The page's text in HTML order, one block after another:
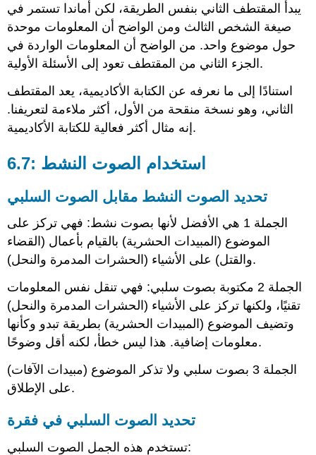
الصوت
النشط
مقابل
الصوت
السلبي
الصوت
السلبي
في
فقرة
يبدأ المقتطف الثاني بنفس الطريقة، لكن أماندا تستمر في
صيغة الشخص الثالث ومن الواضح أن المعلومات موحدة
حول موضوع واحد. من الواضح أن المعلومات الواردة في
الجزء الثاني من المقتطف تعود إلى الأسئلة الأولية.
استنادًا إلى ما نعرفه عن الكتابة الأكاديمية، يعد المقتطف
الثاني، وهو نسخة منقحة من الأول، أكثر ملاءمة لتعريفنا.
إنه مثال أكثر فعالية للكتابة الأكاديمية.
6.7: استخدام الصوت النشط
تحديد الصوت النشط مقابل الصوت السلبي
الجملة 1 هي الأفضل لأنها بصوت نشط: فهي تركز على
الموضوع (المبيدات الحشرية) بالقيام بأعمال (القضاء
والقتل) على الأشياء (الحشرات المدمرة والنحل).
الجملة 2 مكتوبة بصوت سلبي: فهي تنقل نفس المعلومات
تقنيًا، ولكنها تركز على الأشياء (الحشرات المدمرة والنحل)
وتضيف الموضوع (المبيدات الحشرية) بطريقة تبدو وكأنها
معلومات إضافية. هذا ليس خطأ، لكنه أقل وضوحًا.
الجملة 3 بصوت سلبي ولا تذكر الموضوع (مبيدات الآفات)
على الإطلاق.
تحديد الصوت السلبي في فقرة
تستخدم هذه الجمل الصوت السلبي: